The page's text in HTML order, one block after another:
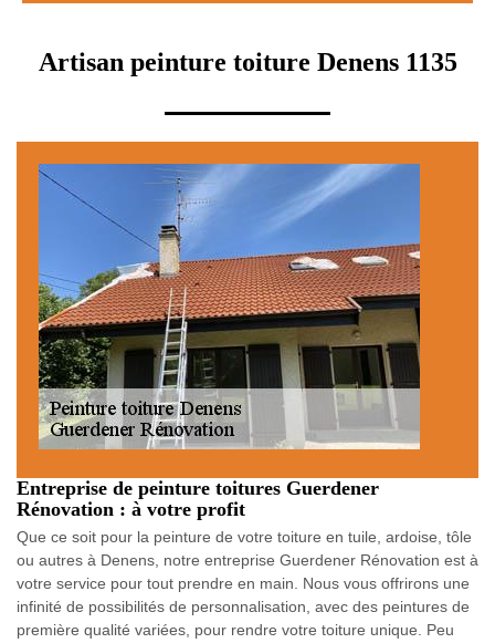
Artisan peinture toiture Denens 1135
Entreprise de peinture toitures Guerdener
Rénovation : à votre profit
Que ce soit pour la peinture de votre toiture en tuile, ardoise, tôle
ou autres à Denens, notre entreprise Guerdener Rénovation est à
votre service pour tout prendre en main. Nous vous offrirons une
infinité de possibilités de personnalisation, avec des peintures de
première qualité variées, pour rendre votre toiture unique. Peu